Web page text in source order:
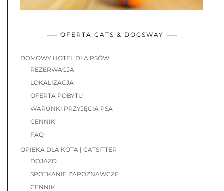
OFERTA CATS & DOGSWAY
DOMOWY HOTEL DLA PSÓW
REZERWACJA
LOKALIZACJA
OFERTA POBYTU
WARUNKI PRZYJĘCIA PSA
CENNIK
FAQ
OPIEKA DLA KOTA | CATSITTER
DOJAZD
SPOTKANIE ZAPOZNAWCZE
CENNIK